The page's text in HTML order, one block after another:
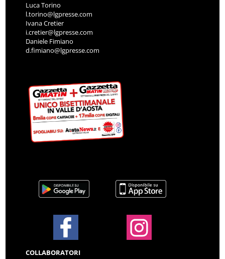
Luca Torino
l.torino@lgpresse.com
Ivana Cretier
i.cretier@lgpresse.com
Daniele Fimiano
d.fimiano@lgpresse.com
COLLABORATORI